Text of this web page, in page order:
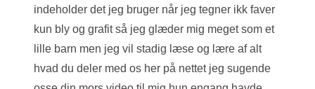
indeholder det jeg bruger når jeg tegner ikk faver
kun bly og grafit så jeg glæder mig meget som et
lille barn men jeg vil stadig læse og lære af alt
hvad du deler med os her på nettet jeg sugende